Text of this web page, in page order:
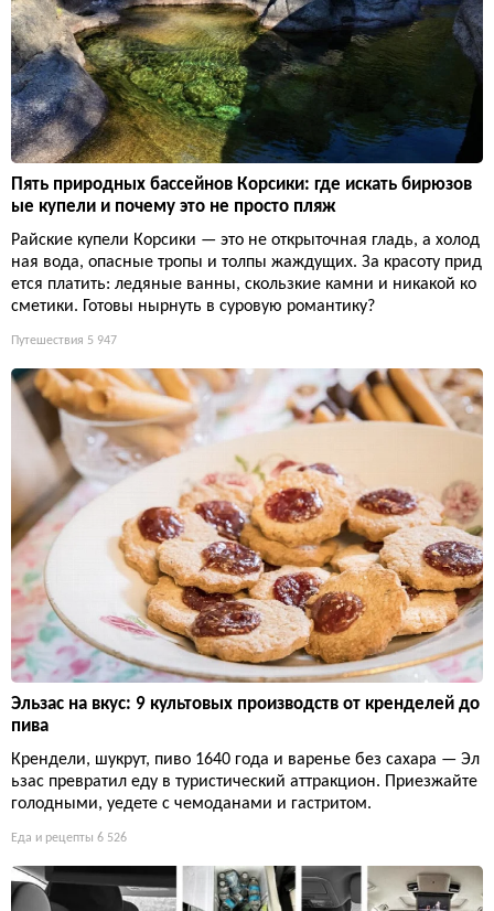
Пять природных бассейнов Корсики: где искать бирюзов
ые купели и почему это не просто пляж
Райские купели Корсики — это не открыточная гладь, а холод
ная вода, опасные тропы и толпы жаждущих. За красоту прид
ется платить: ледяные ванны, скользкие камни и никакой ко
сметики. Готовы нырнуть в суровую романтику?
Путешествия 5 947
Эльзас на вкус: 9 культовых производств от кренделей до
пива
Крендели, шукрут, пиво 1640 года и варенье без сахара — Эл
ьзас превратил еду в туристический аттракцион. Приезжайте
голодными, уедете с чемоданами и гастритом.
Еда и рецепты 6 526